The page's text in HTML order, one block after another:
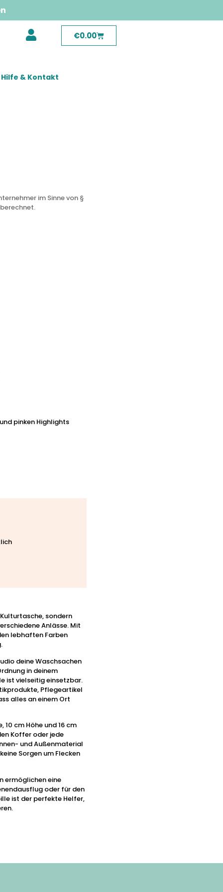
€0.00
Hilfe & Kontakt
im Sinne von §
pinken Highlights
sondern
Anlässe. Mit
lebhaften Farben
deine Waschsachen
in deinem
ist vielseitig einsetzbar.
Pflegeartikel
alles an einem Ort
cm Höhe und 16 cm
Koffer oder jede
und Außenmaterial
Sorgen um Flecken
ermöglichen eine
oder für den
ist der perfekte Helfer,